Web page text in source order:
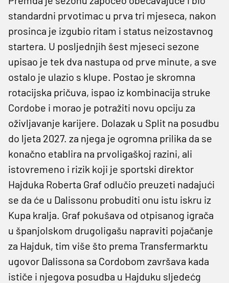
standardni prvotimac u prva tri mjeseca, nakon
prosinca je izgubio ritam i status neizostavnog
startera. U posljednjih šest mjeseci sezone
upisao je tek dva nastupa od prve minute, a sve
ostalo je ulazio s klupe. Postao je skromna
rotacijska pričuva, ispao iz kombinacija struke
Cordobe i morao je potražiti novu opciju za
oživljavanje karijere. Dolazak u Split na posudbu
do ljeta 2027. za njega je ogromna prilika da se
konačno etablira na prvoligaškoj razini, ali
istovremeno i rizik koji je sportski direktor
Hajduka Roberta Graf odlučio preuzeti nadajući
se da će u Dalissonu probuditi onu istu iskru iz
Kupa kralja. Graf pokušava od otpisanog igrača
u španjolskom drugoligašu napraviti pojačanje
za Hajduk, tim više što prema Transfermarktu
ugovor Dalissona sa Cordobom završava kada
ističe i njegova posudba u Hajduku sljedećg